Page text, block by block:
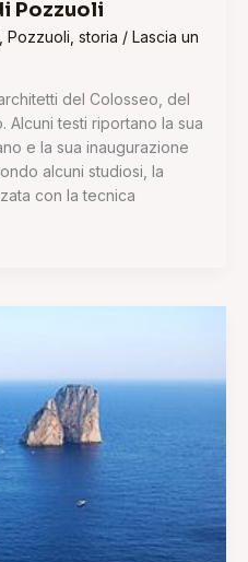
Pozzuoli
Pozzuoli storia / Lascia un
del Colosseo, del
testi riportano la sua
e la sua inaugurazione
alcuni studiosi, la
con la tecnica